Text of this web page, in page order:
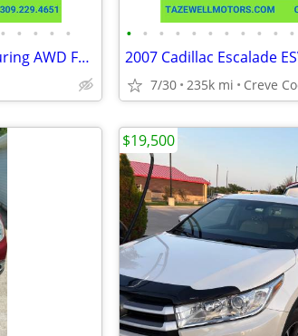
• • • • •
*LOWERED 2008 Mazda CX-7 Touring AWD FREE WARRANTY
• • • • • • • • • • •
2007 Cadillac Escalade
7/30 235k mi Creve
$19,500